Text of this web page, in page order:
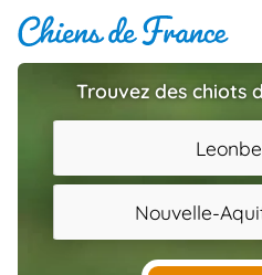
Chiots
Éleveurs
Étalons
Trouvez des chiots
Nouvelle-